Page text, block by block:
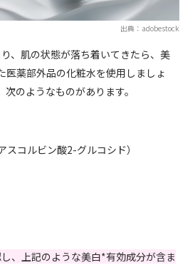
出典：adobestock
、肌の状態が落ち着いてきたら、美
医薬部外品の化粧水を使用しましょ
のようなものがあります。
スコルビン酸2-グルコシド）
、上記のような美白*有効成分が含ま